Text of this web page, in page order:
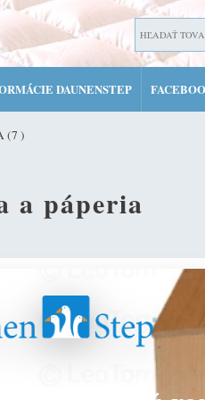
DAUNENSTEP
(7 )
a páperia